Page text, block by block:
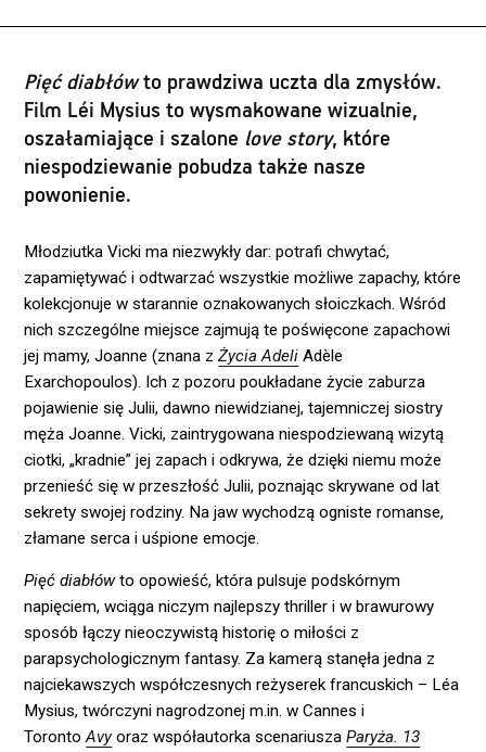
Pięć diabłówto prawdziwa uczta dla zmysłów.
Film Léi Mysius to wysmakowane wizualnie,
oszałamiające i szalone love story, które
niespodziewanie pobudza także nasze
powonienie.
Młodziutka Vicki ma niezwykły dar: potrafi chwytać,
zapamiętywać i odtwarzać wszystkie możliwe zapachy, które
kolekcjonuje w starannie oznakowanych słoiczkach. Wśród
nich szczególne miejsce zajmują te poświęcone zapachowi
jej mamy, Joanne (znana zŻycia Adeli Adèle
Exarchopoulos). Ich z pozoru poukładane życie zaburza
pojawienie się Julii, dawno niewidzianej, tajemniczej siostry
męża Joanne. Vicki, zaintrygowana niespodziewaną wizytą
ciotki, „kradnie” jej zapach i odkrywa, że dzięki niemu może
przenieść się w przeszłość Julii, poznając skrywane od lat
sekrety swojej rodziny. Na jaw wychodzą ogniste romanse,
złamane serca i uśpione emocje.
Pięć diabłówto opowieść, która pulsuje podskórnym
napięciem, wciąga niczym najlepszy thriller i w brawurowy
sposób łączy nieoczywistą historię o miłości z
parapsychologicznym fantasy. Za kamerą stanęła jedna z
najciekawszych współczesnych reżyserek francuskich – Léa
Mysius, twórczyni nagrodzonej m.in. w Cannes i
TorontoAvyoraz współautorka scenariuszaParyża. 13